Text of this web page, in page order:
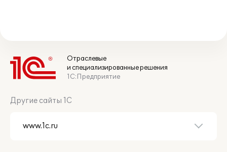
Отраслевые
и специализированные решения
1С:Предприятие
Другие сайты 1С